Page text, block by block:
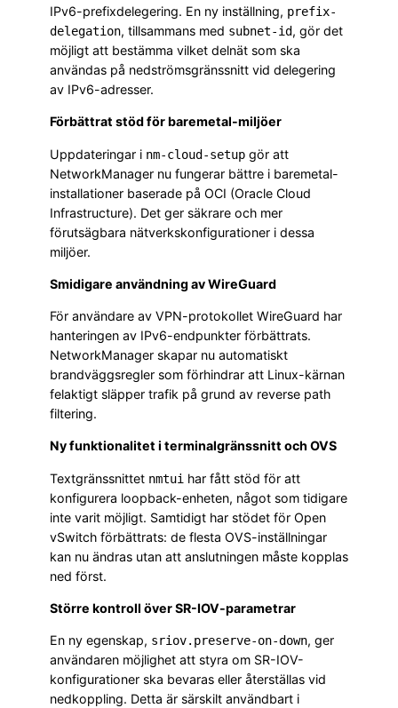
IPv6-prefixdelegering. En ny inställning, prefix-
delegation, tillsammans med subnet-id, gör det
möjligt att bestämma vilket delnät som ska
användas på nedströmsgränssnitt vid delegering
av IPv6-adresser.
Förbättrat stöd för baremetal-miljöer
Uppdateringar i nm-cloud-setup gör att
NetworkManager nu fungerar bättre i baremetal-
installationer baserade på OCI (Oracle Cloud
Infrastructure). Det ger säkrare och mer
förutsägbara nätverkskonfigurationer i dessa
miljöer.
Smidigare användning av WireGuard
För användare av VPN-protokollet WireGuard har
hanteringen av IPv6-endpunkter förbättrats.
NetworkManager skapar nu automatiskt
brandväggsregler som förhindrar att Linux-kärnan
felaktigt släpper trafik på grund av reverse path
filtering.
Ny funktionalitet i terminalgränssnitt och OVS
Textgränssnittet nmtui har fått stöd för att
konfigurera loopback-enheten, något som tidigare
inte varit möjligt. Samtidigt har stödet för Open
vSwitch förbättrats: de flesta OVS-inställningar
kan nu ändras utan att anslutningen måste kopplas
ned först.
Större kontroll över SR-IOV-parametrar
En ny egenskap, sriov.preserve-on-down, ger
användaren möjlighet att styra om SR-IOV-
konfigurationer ska bevaras eller återställas vid
nedkoppling. Detta är särskilt användbart i